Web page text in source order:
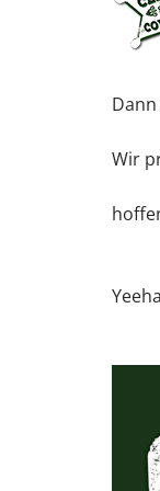
Wir